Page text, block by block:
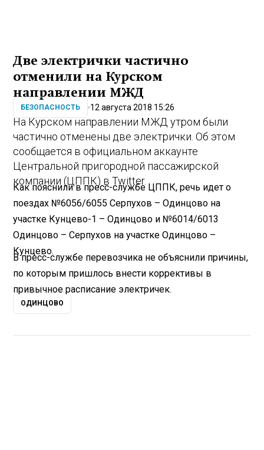
Две электрички частично
отменили на Курском
направлении МЖД
БЕЗОПАСНОСТЬ 12 августа 2018 15:26
На Курском направлении МЖД утром были
частично отменены две электрички. Об этом
сообщается в официальном аккаунте
Центральной пригородной пассажирской
компании (ЦППК) в Twitter.
Как пояснили в пресс-службе ЦППК, речь идет о
поездах №6056/6055 Серпухов – Одинцово на
участке Кунцево-1 – Одинцово и №6014/6013
Одинцово – Серпухов на участке Одинцово –
Кунцево.
В пресс-службе перевозчика не объяснили причины,
по которым пришлось внести коррективы в
привычное расписание электричек.
ОДИНЦОВО